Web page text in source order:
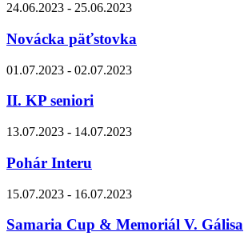
24.06.2023 - 25.06.2023
Novácka päťstovka
01.07.2023 - 02.07.2023
II. KP seniori
13.07.2023 - 14.07.2023
Pohár Interu
15.07.2023 - 16.07.2023
Samaria Cup & Memoriál V. Gálisa